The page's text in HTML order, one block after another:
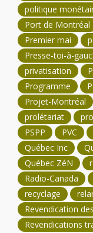
politique
Port de Montréal
Premier mai
Presse-toi-à-
privatisation
Programme
Projet-Montréal
prolétariat
PSPP
PVC
Québec Inc
Québec ZéN
Radio-Canada
recyclage
Revendication
Revendications